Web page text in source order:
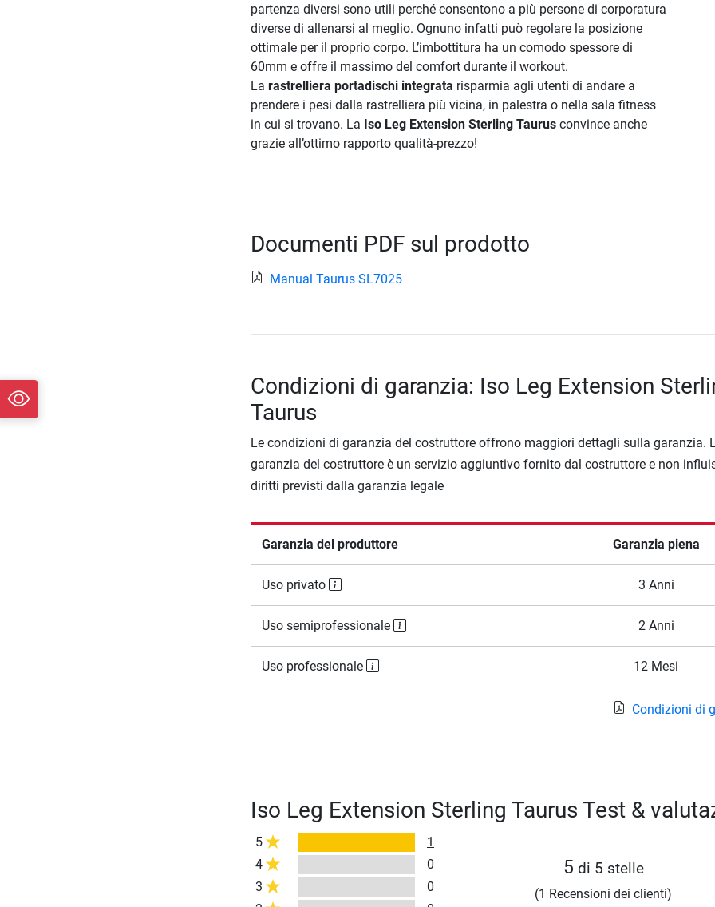
partenza diversi sono utili perché consentono a più persone di corporatura
diverse di allenarsi al meglio. Ognuno infatti può regolare la posizione
ottimale per il proprio corpo. L’imbottitura ha un comodo spessore di
60mm e offre il massimo del comfort durante il workout.
La rastrelliera portadischi integrata risparmia agli utenti di andare a
prendere i pesi dalla rastrelliera più vicina, in palestra o nella sala fitness
in cui si trovano. La Iso Leg Extension Sterling Taurusconvince anche
grazie all’ottimo rapporto qualità-prezzo!
Documenti PDF sul prodotto
Manual Taurus SL7025
Condizioni di garanzia: Iso Leg Extension
Taurus
Le condizioni di garanzia del costruttore offrono maggiori dettagli sulla garanzia.
garanzia del costruttore è un servizio aggiuntivo fornito dal costruttore e non
diritti previsti dalla garanzia legale
Garanzia del produttore Garanzia piena
Uso privato 3 Anni
Uso semiprofessionale 2 Anni
Uso professionale 12 Mesi
Condizioni di
Iso Leg Extension Sterling Taurus Test &
5
1
4
0
3
0
5 di 5 stelle
(1 Recensioni dei clienti)